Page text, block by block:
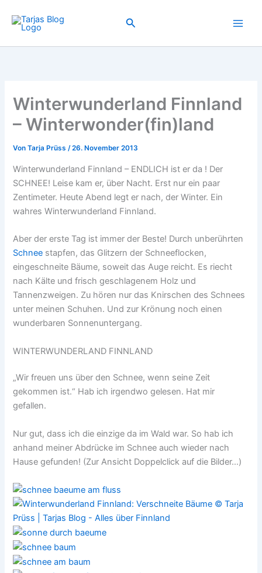
Inhalt
springen
Suchen
Winterwunderland Finnland
– Winterwonder(fin)land
VonTarja Prüss/26. November 2013
Winterwunderland Finnland – ENDLICH ist er da ! Der
SCHNEE! Leise kam er, über Nacht. Erst nur ein paar
Zentimeter. Heute Abend legt er nach, der Winter. Ein
wahres Winterwunderland Finnland.
Aber der erste Tag ist immer der Beste! Durch unberührten
Schnee stapfen, das Glitzern der Schneeflocken,
eingeschneite Bäume, soweit das Auge reicht. Es riecht
nach Kälte und frisch geschlagenem Holz und
Tannenzweigen. Zu hören nur das Knirschen des Schnees
unter meinen Schuhen. Und zur Krönung noch einen
wunderbaren Sonnenuntergang.
WINTERWUNDERLAND FINNLAND
„Wir freuen uns über den Schnee, wenn seine Zeit
gekommen ist.“ Hab ich irgendwo gelesen. Hat mir
gefallen.
Nur gut, dass ich die einzige da im Wald war. So hab ich
anhand meiner Abdrücke im Schnee auch wieder nach
Hause gefunden! (Zur Ansicht Doppelclick auf die Bilder…)